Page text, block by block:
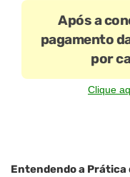
Após a
pagamento
por
Clique
Entendendo a Prática